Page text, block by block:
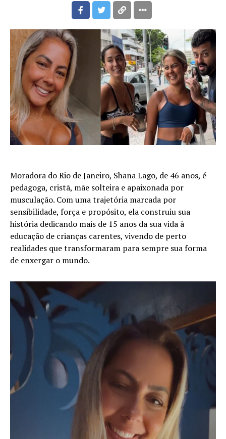
Moradora do Rio de Janeiro, Shana Lago, de 46 anos, é
pedagoga, cristã, mãe solteira e apaixonada por
musculação. Com uma trajetória marcada por
sensibilidade, força e propósito, ela construiu sua
história dedicando mais de 15 anos da sua vida à
educação de crianças carentes, vivendo de perto
realidades que transformaram para sempre sua forma
de enxergar o mundo.